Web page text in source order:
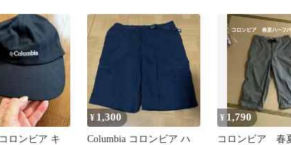
ロンビア キ
¥ 1,300
Columbia コロンビア ハ
¥ 1,790
コロンビア 春